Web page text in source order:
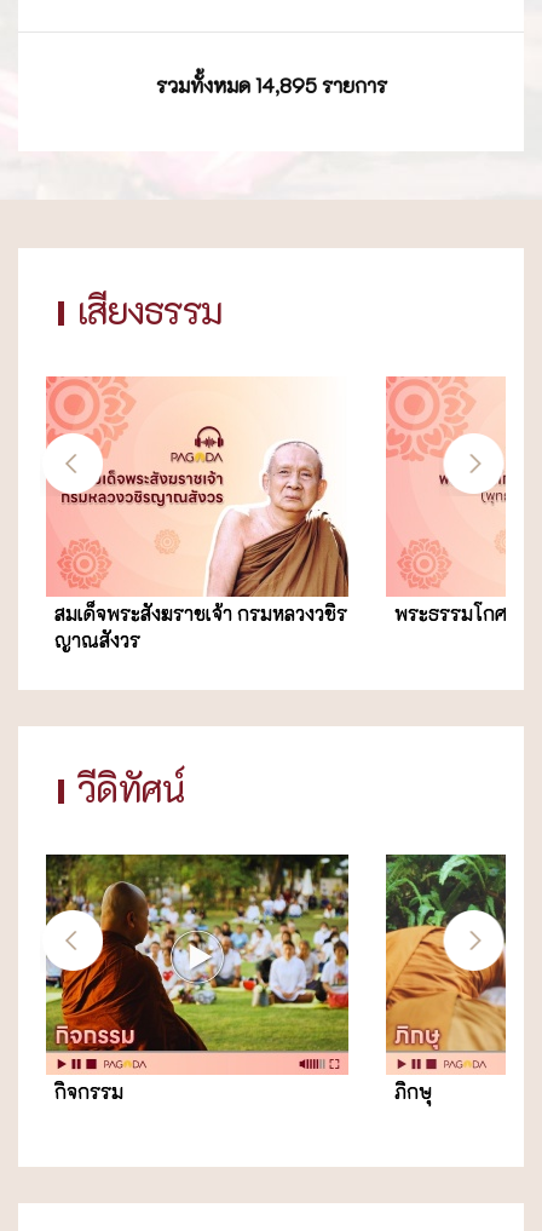
รวมทั้งหมด 14,895 รายการ
เสียงธรรม
สมเด็จพระสังฆราชเจ้า กรมหลวงวชิร
ญาณสังวร
พระธรรมโกศาจ
วีดิทัศน์
กิจกรรม ภิกษุ